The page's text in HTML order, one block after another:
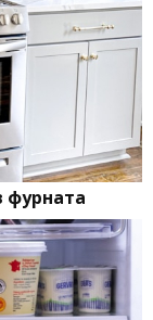
фурната